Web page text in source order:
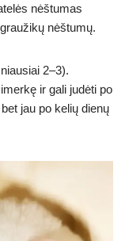
nėštumas
nėštumų.
2–3).
ir gali judėti po
jau po kelių dienų